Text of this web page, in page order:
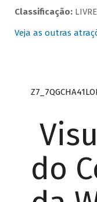
Classificação:LIVRE
Veja as outras
do